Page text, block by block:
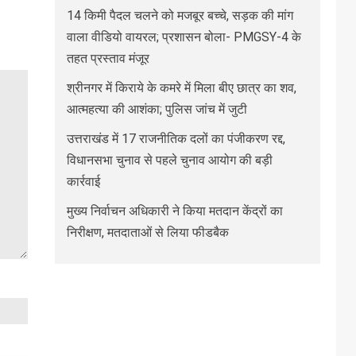
14 किमी पैदल चलने को मजबूर बच्चे, सड़क की मांग
वाला वीडियो वायरल; प्रशासन बोला- PMGSY-4 के
तहत प्रस्ताव मंजूर
श्रीनगर में किराये के कमरे में मिला बीए छात्र का शव,
आत्महत्या की आशंका; पुलिस जांच में जुटी
उत्तराखंड में 17 राजनीतिक दलों का पंजीकरण रद्द,
विधानसभा चुनाव से पहले चुनाव आयोग की बड़ी
कार्रवाई
मुख्य निर्वाचन अधिकारी ने किया मतदान केंद्रों का
निरीक्षण, मतदाताओं से लिया फीडबैक